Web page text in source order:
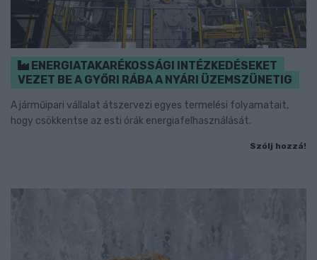
ENERGIATAKARÉKOSSÁGI INTÉZKEDÉSEKET
VEZET BE A GYŐRI RÁBA A NYÁRI ÜZEMSZÜNETIG
A járműipari vállalat átszervezi egyes termelési folyamatait,
hogy csökkentse az esti órák energiafelhasználását.
Szólj hozzá!